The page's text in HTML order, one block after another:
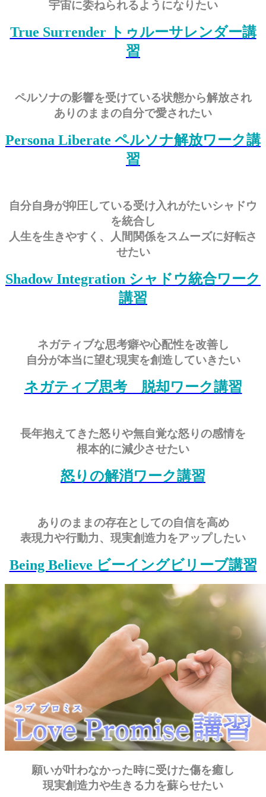
宇宙に委ねられるようになりたい
True Surrender トゥルーサレンダー講
習
ペルソナの影響を受けている状態から解放され
ありのままの自分で愛されたい
Persona Liberate ペルソナ解放ワーク講
習
自分自身が抑圧している受け入れがたいシャドウ
を統合し
人生を生きやすく、人間関係をスムーズに好転さ
せたい
Shadow Integration シャドウ統合ワーク
講習
ネガティブな思考癖や心配性を改善し
自分が本当に望む現実を創造していきたい
ネガティブ思考 脱却ワーク講習
長年抱えてきた怒りや無自覚な怒りの感情を
根本的に減少させたい
怒りの解消ワーク講習
ありのままの存在としての自信を高め
表現力や行動力、現実創造力をアップしたい
Being Believe ビーイングビリーブ講習
願いが叶わなかった時に受けた傷を癒し
現実創造力や生きる力を蘇らせたい